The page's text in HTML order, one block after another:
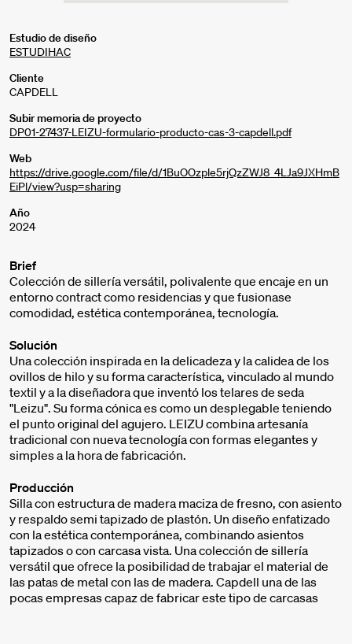
Estudio de diseño
ESTUDIHAC
Cliente
CAPDELL
Subir memoria de proyecto
DP01-27437-LEIZU-formulario-producto-cas-3-capdell.pdf
Web
https://drive.google.com/file/d/1BuOOzple5rjQzZWJ8_4LJa9JXHmB
EiPl/view?usp=sharing
Año
2024
Brief
Colección de sillería versátil, polivalente que encaje en un
entorno contract como residencias y que fusionase
comodidad, estética contemporánea, tecnología.
Solución
Una colección inspirada en la delicadeza y la calidea de los
ovillos de hilo y su forma característica, vinculado al mundo
textil y a la diseñadora que inventó los telares de seda
"Leizu". Su forma cónica es como un desplegable teniendo
el punto original del agujero. LEIZU combina artesanía
tradicional con nueva tecnología con formas elegantes y
simples a la hora de fabricación.
Producción
Silla con estructura de madera maciza de fresno, con asiento
y respaldo semi tapizado de plastón. Un diseño enfatizado
con la estética contemporánea, combinando asientos
tapizados o con carcasa vista. Una colección de sillería
versátil que ofrece la posibilidad de trabajar el material de
las patas de metal con las de madera. Capdell una de las
pocas empresas capaz de fabricar este tipo de carcasas